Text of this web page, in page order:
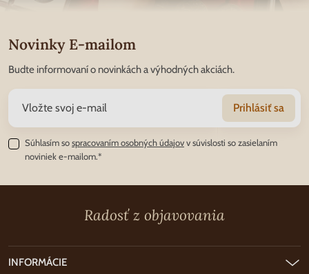
Novinky E-mailom
Budte informovaní o novinkách a výhodných akciách.
Prihlásiť sa
Súhlasím sospracovaním osobných údajovv súvislosti so zasielaním
noviniek e-mailom.*
Radosť z objavovania
INFORMÁCIE